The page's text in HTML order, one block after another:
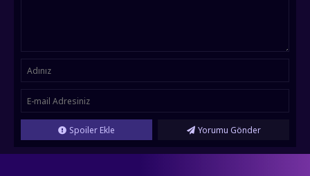
Spoiler Ekle Yorumu Gönder